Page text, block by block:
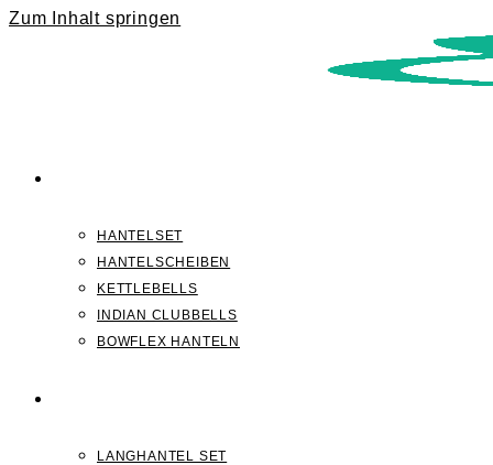
Zum Inhalt springen
HANTELSET
HANTELSCHEIBEN
KETTLEBELLS
INDIAN CLUBBELLS
BOWFLEX HANTELN
LANGHANTEL SET